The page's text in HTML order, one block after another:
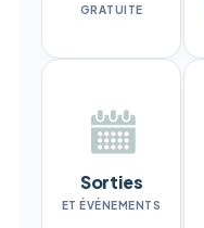
GRATUITE
Sorties
ET ÉVÉNEMENTS